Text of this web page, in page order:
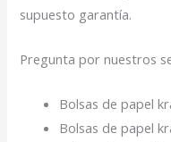
supuesto garantía.
Pregunta por nuestros
Bolsas de papel
Bolsas de papel